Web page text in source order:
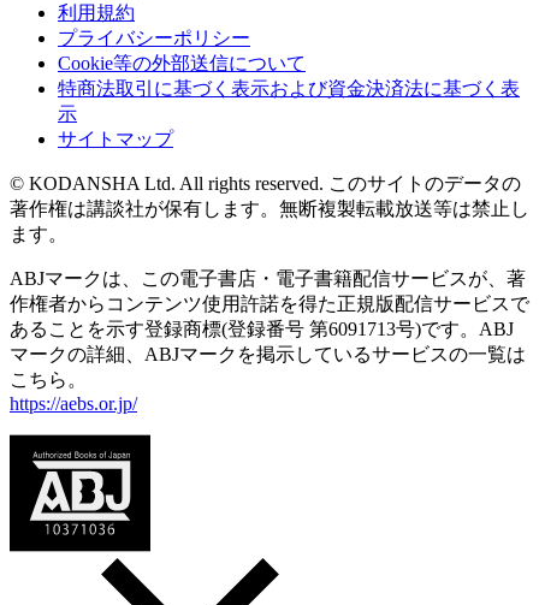
利用規約
プライバシーポリシー
Cookie等の外部送信について
特商法取引に基づく表示および資金決済法に基づく表
示
サイトマップ
© KODANSHA Ltd. All rights reserved. このサイトのデータの
著作権は講談社が保有します。無断複製転載放送等は禁止し
ます。
ABJマークは、この電子書店・電子書籍配信サービスが、著
作権者からコンテンツ使用許諾を得た正規版配信サービスで
あることを示す登録商標(登録番号 第6091713号)です。ABJ
マークの詳細、ABJマークを掲示しているサービスの一覧は
こちら。
https://aebs.or.jp/